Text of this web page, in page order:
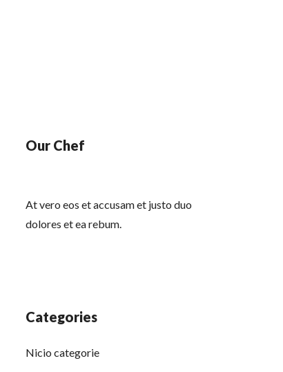
Our Chef
At vero eos et accusam et justo duo
dolores et ea rebum.
Categories
Nicio categorie